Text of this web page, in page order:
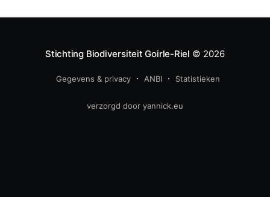
Stichting Biodiversiteit Goirle-Riel © 2026
Gegevens & privacy ANBI Statistieken
verzorgd door yannick.eu